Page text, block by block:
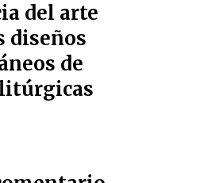
del arte
diseños
de